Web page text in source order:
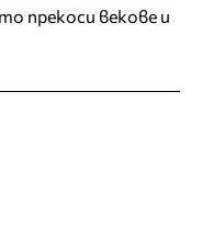
прекоси векове и